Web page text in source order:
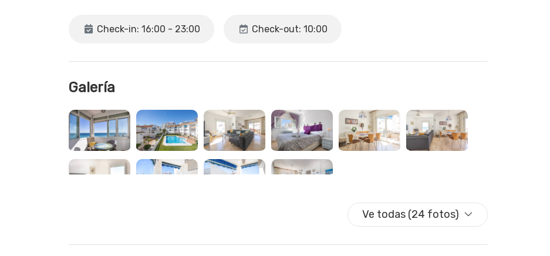
sistema de ducha tipo lluvia. La habitación con dos camas individuales cuenta con armarios
La zona de estar/comedor es espaciosa, con una gran ventana con vistas al mar, aire
canales en varios idiomas. Ambas habitaciones cuentan con aire acondicionado/calefacción.
La cocina totalmente equipada incluye una pequeña terraza con vistas al mar, perfecta para el
Nespresso, hervidor eléctrico, tostadora y todos los utensilios necesarios, así como vajilla de
La ubicación es ideal para familias, ya que se encuentra a poca distancia de la Playa de Torrecilla, el
Balcón de Europa, el centro de la ciudad, tiendas, comodidades y restaurantes, entre otros.
A tener en cuenta que desde junio del 2025 han empezado trabajos de construcción cercanos a la
Check-in: 16:00 - 23:00 Check-out: 10:00
Galería
Ve todas (24 fotos)